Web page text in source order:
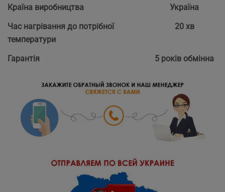
Країна виробництва
Україна
Час нагрівання до потрібної
температури
20 хв
Гарантія 5 років обмінна